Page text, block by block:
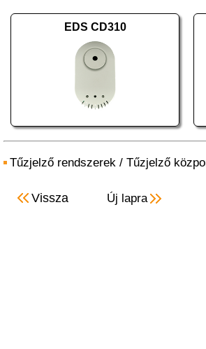
EDS CD310
Tűzjelző rendszerek / Tűzjelző
Vissza Új lapra